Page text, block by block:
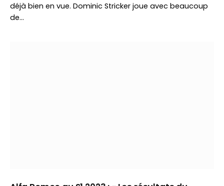
déjà bien en vue. Dominic Stricker joue avec beaucoup
de…